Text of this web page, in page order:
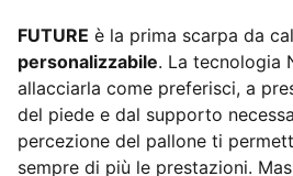
FUTURE è la prima scarpa da
personalizzabile. La tecnologia
allacciarla come preferisci, a
del piede e dal supporto
percezione del pallone ti
sempre di più le prestazioni.